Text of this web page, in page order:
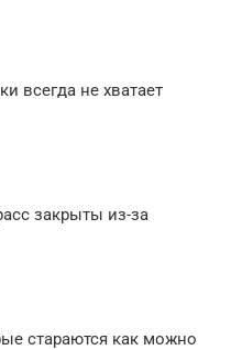
всегда не хватает
закрыты из-за
стараются как можно